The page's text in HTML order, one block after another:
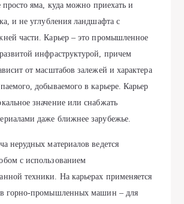
просто яма, куда можно приехать и
и не углубления ландшафта с
части. Карьер – это промышленное
инфраструктурой, причем
от масштабов залежей и характера
добываемого в карьере. Карьер
значение или снабжать
даже ближнее зарубежье.
нерудных материалов ведется
с использованием
техники. На карьерах применяется
горно-промышленных машин – для